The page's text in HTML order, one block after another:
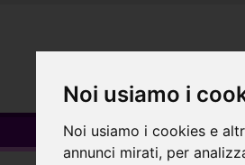
Noi usiamo i
Noi usiamo i cookies e
annunci mirati, per
Borracce